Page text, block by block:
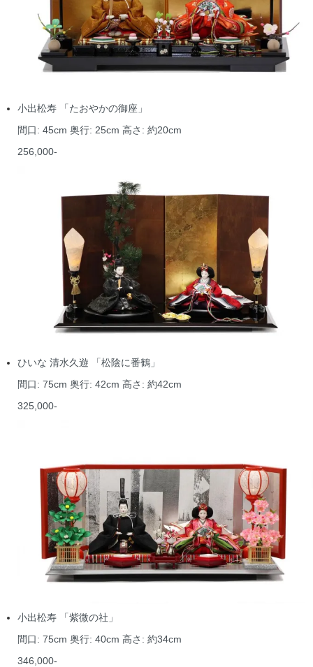
小出松寿 「たおやかの御座」
間口: 45cm 奥行: 25cm 高さ: 約20cm
256,000-
ひいな 清水久遊 「松陰に番鶴」
間口: 75cm 奥行: 42cm 高さ: 約42cm
325,000-
小出松寿 「紫微の社」
間口: 75cm 奥行: 40cm 高さ: 約34cm
346,000-